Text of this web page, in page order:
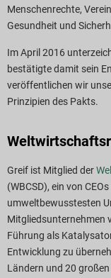
Menschenrechte,
Gesundheit und
Im April 2016
bestätigte damit sein
veröffentlichen wir
Prinzipien des Pakts.
Greif ist Mitglied der
(WBCSD), ein von
umweltbewusstesten
Mitgliedsunternehmen
Führung als
Entwicklung zu
Ländern und 20